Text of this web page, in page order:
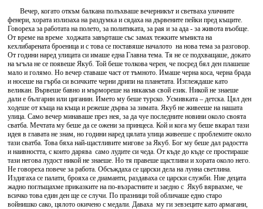
Вечер, когато откъм балкана полъхваше вечерникът и светваха уличните
фенери, хората излизаха на раздумка и сядаха на дървените пейки пред къщите.
Говореха за работата на полето, за политиката, за рая и за ада - за живота въобще.
От време на време ходжата завърташе със замах тежките мъниста на
кехлибарената броеница и с това се поставяше началото на нова тема за разговор.
От години наред улицата си имаше една Главна тема. Тя не се подхващаше, докато
на ъгъла не се появеше Якуб. Той беше толкова черен, че посред бял ден плашеше
мало и голямо. Но вечер ставаше част от тъмното. Имаше черна коса, черна брада
и носеше на гърба си всичките черни дрипи на планетата. Изглеждаше като
великан. Вървеше бавно и мърмореше на някакъв свой език. Никой не знаеше
дали е българин или циганин. Името му беше турско. Усмивката – детска. Цял ден
ходеше от къща на къща и режеше дърва за зимата. Якуб не живееше на нашата
улица. Само вечер минаваше през нея, за да чуе последните новини около своята
сватба. Мечтата му беше да се ожени за принцеса. Кой и кога му беше вкарал тази
идея в главата не знам, но години наред цялата улица живееше с проблемите около
тази сватба. Това бяха най-щастливите мигове за Якуб. Бог му беше дал радостта
и наивността, с които дарява само лудите си чеда. От къде до къде се простираше
тази негова лудост никой не знаеше. Но тя правеше щастливи и хората около него.
Не говореха повече за работа. Обсъждаха се царски дела на лунна светлина.
Издигаха се палати, брояха се диаманти, раздаваха се царски служби. Ние децата
жадно поглъщахме приказките на по-възрастните и заедно с Якуб вярвахме, че
всичко това един ден ще се случи. По празници той обличаше едно старо
войнишко сако, цялото окичено с медали. Даваха му ги зевзеците като армагани,